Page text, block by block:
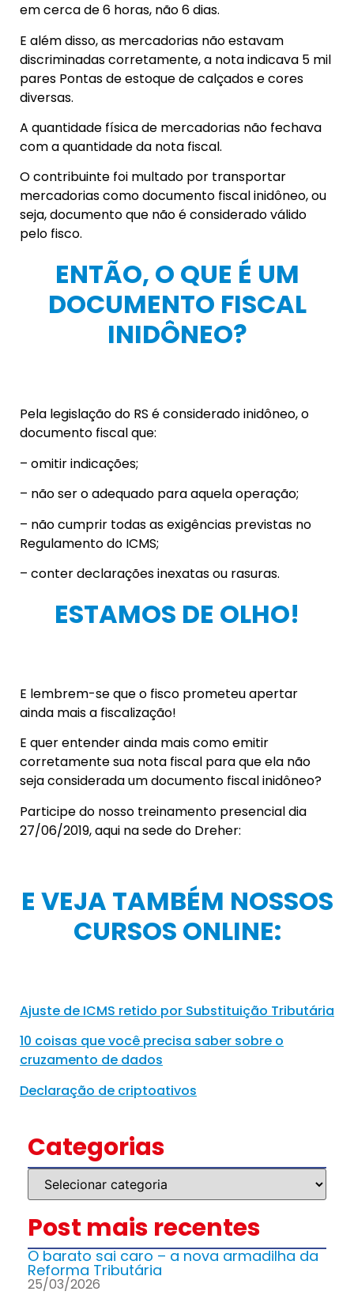
em cerca de 6 horas, não 6 dias.
E além disso, as mercadorias não estavam
discriminadas corretamente, a nota indicava 5 mil
pares Pontas de estoque de calçados e cores
diversas.
A quantidade física de mercadorias não fechava
com a quantidade da nota fiscal.
O contribuinte foi multado por transportar
mercadorias como documento fiscal inidôneo, ou
seja, documento que não é considerado válido
pelo fisco.
ENTÃO, O QUE É UM
DOCUMENTO FISCAL
INIDÔNEO?
Pela legislação do RS é considerado inidôneo, o
documento fiscal que:
– omitir indicações;
– não ser o adequado para aquela operação;
– não cumprir todas as exigências previstas no
Regulamento do ICMS;
– conter declarações inexatas ou rasuras.
ESTAMOS DE OLHO!
E lembrem-se que o fisco prometeu apertar
ainda mais a fiscalização!
E quer entender ainda mais como emitir
corretamente sua nota fiscal para que ela não
seja considerada um documento fiscal inidôneo?
Participe do nosso treinamento presencial dia
27/06/2019, aqui na sede do Dreher:
E VEJA TAMBÉM NOSSOS
CURSOS ONLINE:
Ajuste de ICMS retido por Substituição Tributária
10 coisas que você precisa saber sobre o
cruzamento de dados
Declaração de criptoativos
Categorias
Post mais recentes
O barato sai caro – a nova armadilha da
Reforma Tributária
25/03/2026